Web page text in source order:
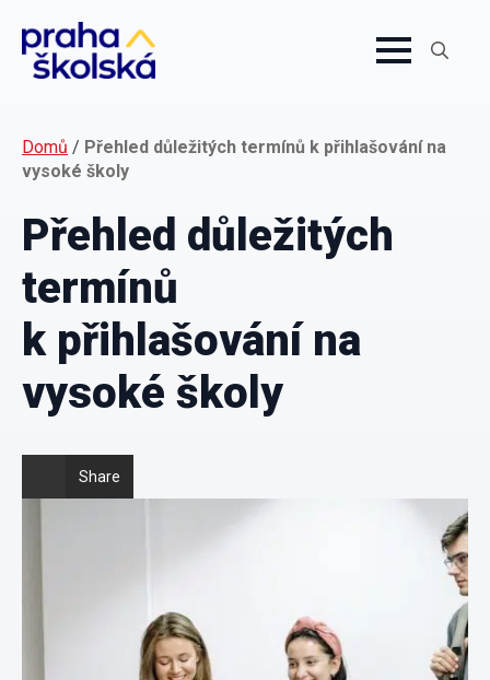
Domů / Přehled důležitých termínů k přihlašování na
vysoké školy
Přehled důležitých
termínů
k přihlašování na
vysoké školy
Share